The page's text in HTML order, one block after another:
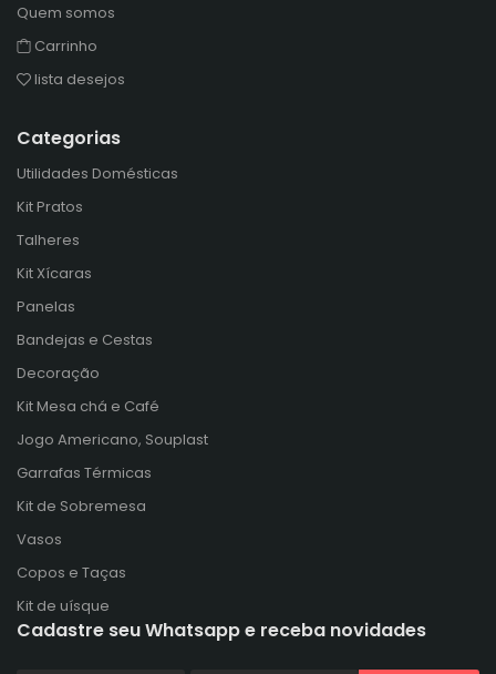
Quem somos
Carrinho
lista desejos
Categorias
Utilidades Domésticas
Kit Pratos
Talheres
Kit Xícaras
Panelas
Bandejas e Cestas
Decoração
Kit Mesa chá e Café
Jogo Americano, Souplast
Garrafas Térmicas
Kit de Sobremesa
Vasos
Copos e Taças
Kit de uísque
Cadastre seu Whatsapp e receba novidades